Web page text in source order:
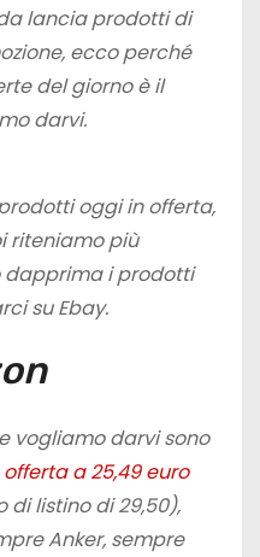
lancia prodotti di
ecco perché
del giorno è il
darvi.
oggi in offerta,
riteniamo più
dapprima i prodotti
su Ebay.
vogliamo darvi sono
offerta a 25,49 euro
di listino di 29,50),
Anker, sempre